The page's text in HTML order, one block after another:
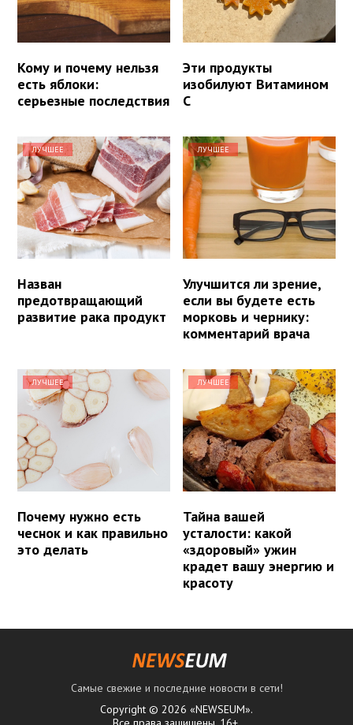
Кому и почему нельзя
есть яблоки:
серьезные последствия
Эти продукты
изобилуют Витамином
С
ЛУЧШЕЕ
Назван
предотвращающий
развитие рака продукт
ЛУЧШЕЕ
Улучшится ли зрение,
если вы будете есть
морковь и чернику:
комментарий врача
ЛУЧШЕЕ
Почему нужно есть
чеснок и как правильно
это делать
ЛУЧШЕЕ
Тайна вашей
усталости: какой
«здоровый» ужин
крадет вашу энергию и
красоту
Самые свежие и последние новости в сети!
Copyright © 2026 «NEWSEUM».